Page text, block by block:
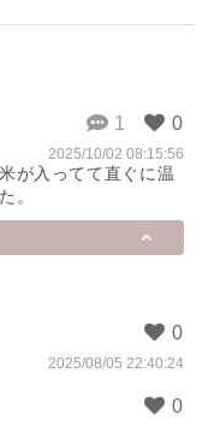
2025/10/02 08:15:56
が入ってて直ぐに温
。
ただきあり
とご両親
2025/08/05 22:40:24